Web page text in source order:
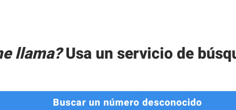
llama?Usa un servicio de
Buscar un número desconocido